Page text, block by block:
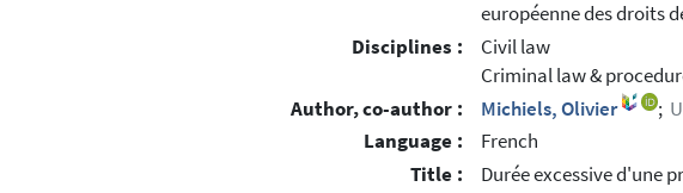
européenne des droits
Disciplines :
Civil law
Criminal law &
Author, co-author :
Michiels, Olivier ;
Language :
French
Title :
Durée excessive d'une